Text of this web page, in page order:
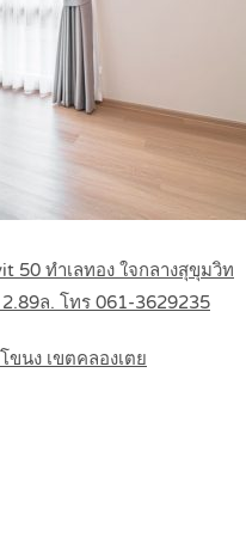
50 ทำเลทอง ใจกลางสุขุมวิท
ล. โทร 061-3629235
นง เขตคลองเตย